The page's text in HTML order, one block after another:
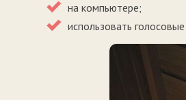
на компьютере;
использовать